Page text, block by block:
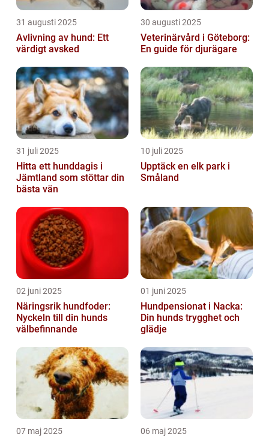
31 augusti 2025
Avlivning av hund: Ett
värdigt avsked
30 augusti 2025
Veterinärvård i Göteborg:
En guide för djurägare
31 juli 2025
Hitta ett hunddagis i
Jämtland som stöttar din
bästa vän
10 juli 2025
Upptäck en elk park i
Småland
02 juni 2025
Näringsrik hundfoder:
Nyckeln till din hunds
välbefinnande
01 juni 2025
Hundpensionat i Nacka:
Din hunds trygghet och
glädje
07 maj 2025 06 maj 2025